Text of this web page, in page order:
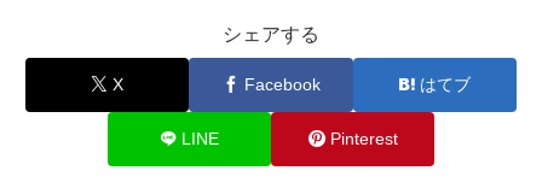
シェアする
X Facebook はてブ
LINE Pinterest